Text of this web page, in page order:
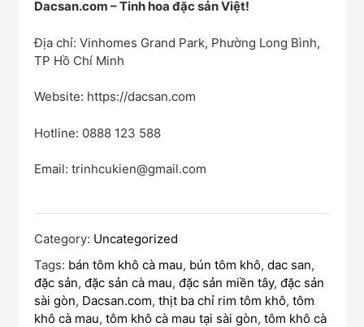
Dacsan.com – Tinh hoa đặc sản Việt!
Địa chỉ: Vinhomes Grand Park, Phường Long Bình,
TP Hồ Chí Minh
Website: https://dacsan.com
Hotline: 0888 123 588
Email: trinhcukien@gmail.com
Category: Uncategorized
Tags: bán tôm khô cà mau, bún tôm khô,dac san,
đặc sản,đặc sản cà mau,đặc sản miền tây,đặc sản
sài gòn, Dacsan.com,thịt ba chỉ rim tôm khô,tôm
khô cà mau,tôm khô cà mau tại sài gòn,tôm khô cà